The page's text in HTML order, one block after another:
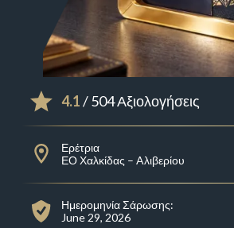
4.1/ 504 Αξιολογήσεις
Ερέτρια
ΕΟ Χαλκίδας – Aλιβερίου
Ημερομηνία Σάρωσης:
June 29, 2026